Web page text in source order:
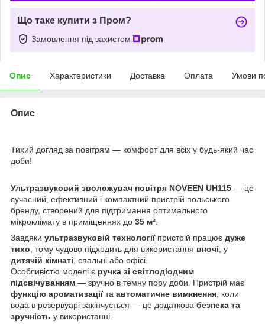
Що таке купити з Пром?
Замовлення під захистом
Опис Характеристики Доставка Оплата Умови
Опис
Тихий догляд за повітрям — комфорт для всіх у будь-який час
доби!
Ультразвуковий зволожувач повітря NOVEEN UH115 — це
сучасний, ефективний і компактний пристрій польського
бренду, створений для підтримання оптимального
мікроклімату в приміщеннях до 35 м²
Завдяки ультразвуковій технологіїпристрій працює дуже
тихо , тому чудово підходить для використання вночі , у
дитячій кімнаті , спальні або офісі.
Особливістю моделі є ручка зі світлодіодним
підсвічуванням — зручно в темну пору доби. Пристрій має
функцію ароматизаціїта автоматичне вимкнення , коли
вода в резервуарі закінчується — це додаткова безпека та
зручність у використанні.